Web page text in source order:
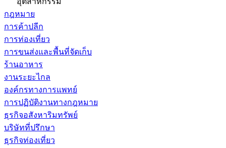
กฎหมาย
การค้าปลีก
การท่องเที่ยว
การขนส่งและพื้นที่จัดเก็บ
ร้านอาหาร
งานระยะไกล
องค์กรทางการแพทย์
การปฏิบัติงานทางกฎหมาย
ธุรกิจอสังหาริมทรัพย์
บริษัทที่ปรึกษา
ธุรกิจท่องเที่ยว